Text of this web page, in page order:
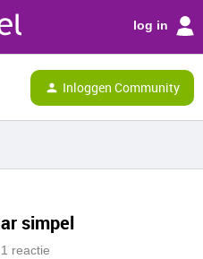
log in
Inloggen Community
simpel
1 reactie